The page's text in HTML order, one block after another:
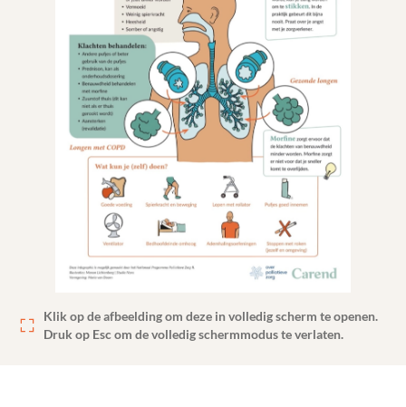
Klik op de afbeelding om deze in volledig scherm te openen.
Druk op Esc om de volledig schermmodus te verlaten.